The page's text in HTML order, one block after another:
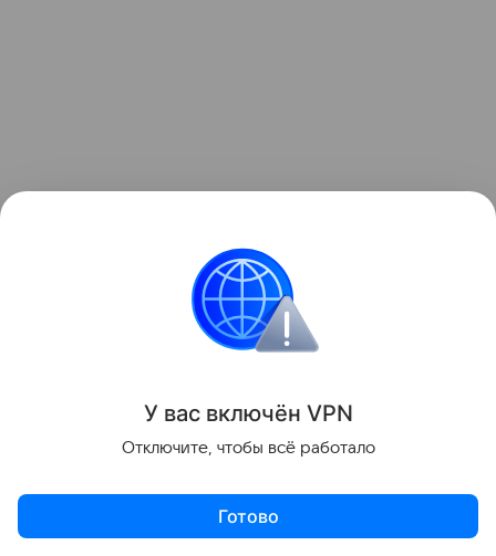
руках», — отметил премьер.
Он подчеркнул, что конфликт между Арменией и
Азербайджаном теперь остался в прошлом, а
ощущается на практике.
Ранее Пашинян критиковал отдельные аспекты
работы Евразийского экономического союза. В
частности, он обращал внимание на ограничения,
У вас включён VPN
Отключите, чтобы всё работало
Готово